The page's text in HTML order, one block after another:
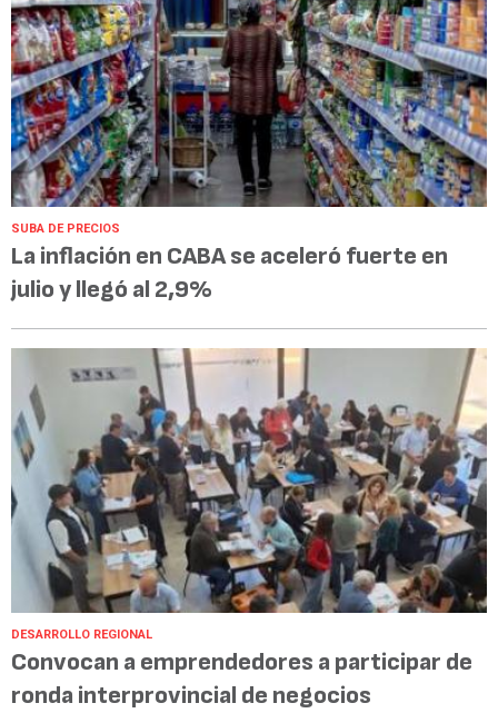
SUBA DE PRECIOS
La inflación en CABA se aceleró fuerte en
julio y llegó al 2,9%
DESARROLLO REGIONAL
Convocan a emprendedores a participar de
ronda interprovincial de negocios